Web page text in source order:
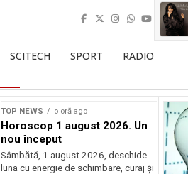
SCITECH SPORT RADIO
TOP NEWS o oră ago
Horoscop 1 august 2026. Un
nou început
Sâmbătă, 1 august 2026, deschide
luna cu energie de schimbare, curaj și